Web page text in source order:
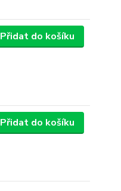
Přidat do košíku
Přidat do košíku